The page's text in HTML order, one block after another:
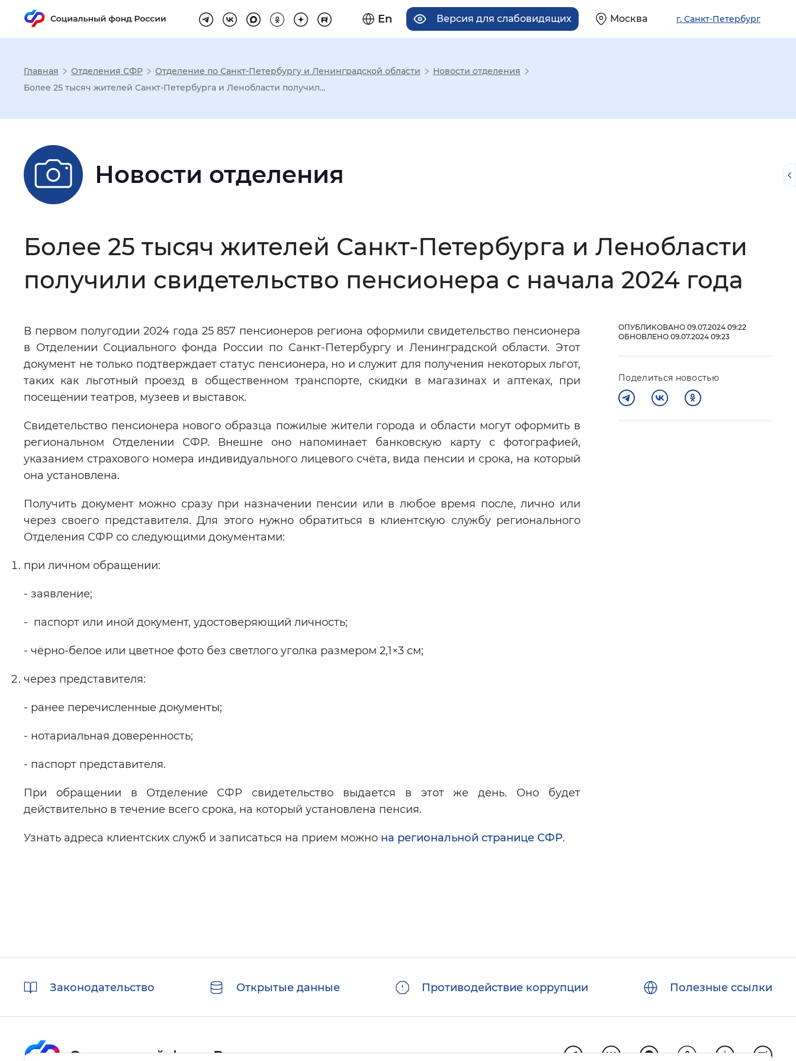
En Версия для слабовидящих Москва г. Санкт-Петербург
Настройка режима отображения
Шрифт: Без засечек С засечками
Большой
Цвет сайта Монохромный Инверсивный монохромный Синий фон
Изображения: Включены Выключены
Звуковой ассистент: Воспроизвести Остановить Повторить
Вернуть стандартные настройки
Главная Отделения СФР Отделение по Санкт-Петербургу и Ленинградской области
Новости отделения
Более 25 тысяч жителей Санкт-Петербурга и Ленобласти получил...
Новости отделения
Более 25 тысяч жителей Санкт-Петербурга и Ленобласти
получили свидетельство пенсионера с начала 2024 года
В первом полугодии 2024 года 25 857 пенсионеров региона оформили свидетельство пенсионера
в Отделении Социального фонда России по Санкт-Петербургу и Ленинградской области. Этот
документ не только подтверждает статус пенсионера, но и служит для получения некоторых льгот,
таких как льготный проезд в общественном транспорте, скидки в магазинах и аптеках, при
посещении театров, музеев и выставок.
Свидетельство пенсионера нового образца пожилые жители города и области могут оформить в
региональном Отделении СФР. Внешне оно напоминает банковскую карту с фотографией,
указанием страхового номера индивидуального лицевого счёта, вида пенсии и срока, на который
она установлена.
Получить документ можно сразу при назначении пенсии или в любое время после, лично или
через своего представителя. Для этого нужно обратиться в клиентскую службу регионального
Отделения СФР со следующими документами:
при личном обращении:
- заявление;
- паспорт или иной документ, удостоверяющий личность;
- чёрно-белое или цветное фото без светлого уголка размером 2,1×3 см;
через представителя:
- ранее перечисленные документы;
- нотариальная доверенность;
- паспорт представителя.
При обращении в Отделение СФР свидетельство выдается в этот же день. Оно будет
действительно в течение всего срока, на который установлена пенсия.
Узнать адреса клиентских служб и записаться на прием можно на региональной странице СФР.
ОПУБЛИКОВАНО 09.07.2024 09:22
ОБНОВЛЕНО 09.07.2024 09:23
Поделиться новостью
ссылкиЗаконодательство Открытые данные Противодействие коррупции Полезные ссылки